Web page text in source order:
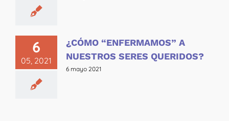
6
05, 2021
¿CÓMO “ENFERMAMOS” A
NUESTROS SERES QUERIDOS?
6 mayo 2021